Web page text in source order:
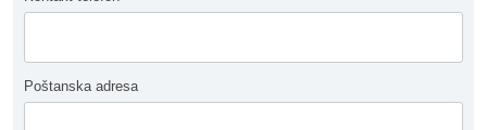
Poštanska adresa